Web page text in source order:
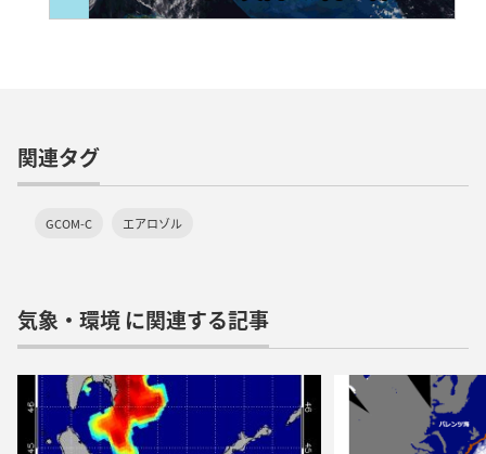
関連タグ
GCOM-C エアロゾル
気象・環境 に関連する記事